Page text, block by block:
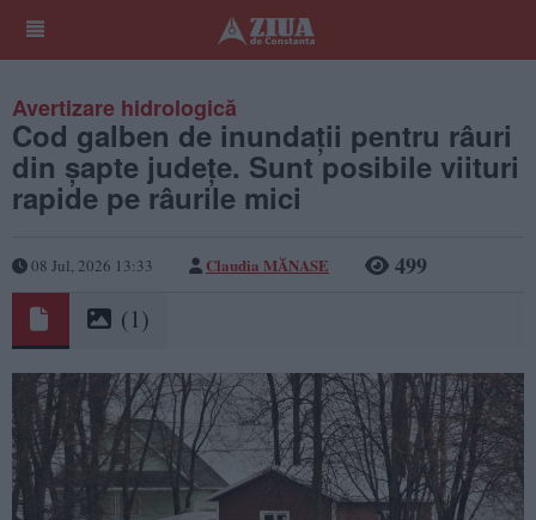
Avertizare hidrologică
Cod galben de inundaţii pentru râuri
din şapte judeţe. Sunt posibile viituri
rapide pe râurile mici
08 Jul, 2026 13:33 Claudia MĂNASE 499
(1)